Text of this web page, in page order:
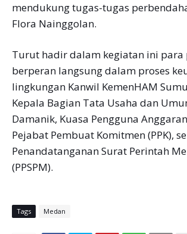
mendukung tugas-tugas
Flora Nainggolan.
Turut hadir dalam kegiatan ini para
berperan langsung dalam proses
lingkungan Kanwil KemenHAM
Kepala Bagian Tata Usaha dan
Damanik, Kuasa Pengguna Anggaran
Pejabat Pembuat Komitmen (PPK),
Penandatanganan Surat Perintah
(PPSPM).
Tags Medan